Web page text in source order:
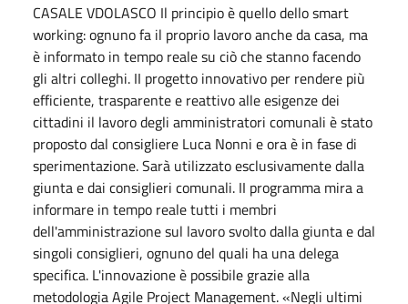
CASALE VDOLASCO Il principio è quello dello smart
working: ognuno fa il proprio lavoro anche da casa, ma
è informato in tempo reale su ciò che stanno facendo
gli altri colleghi. II progetto innovativo per rendere più
efficiente, trasparente e reattivo alle esigenze dei
cittadini il lavoro degli amministratori comunali è stato
proposto dal consigliere Luca Nonni e ora è in fase di
sperimentazione. Sarà utilizzato esclusivamente dalla
giunta e dai consiglieri comunali. II programma mira a
informare in tempo reale tutti i membri
dell'amministrazione sul lavoro svolto dalla giunta e dal
singoli consiglieri, ognuno del quali ha una delega
specifica. L'innovazione è possibile grazie alla
metodologia Agile Project Management. «Negli ultimi